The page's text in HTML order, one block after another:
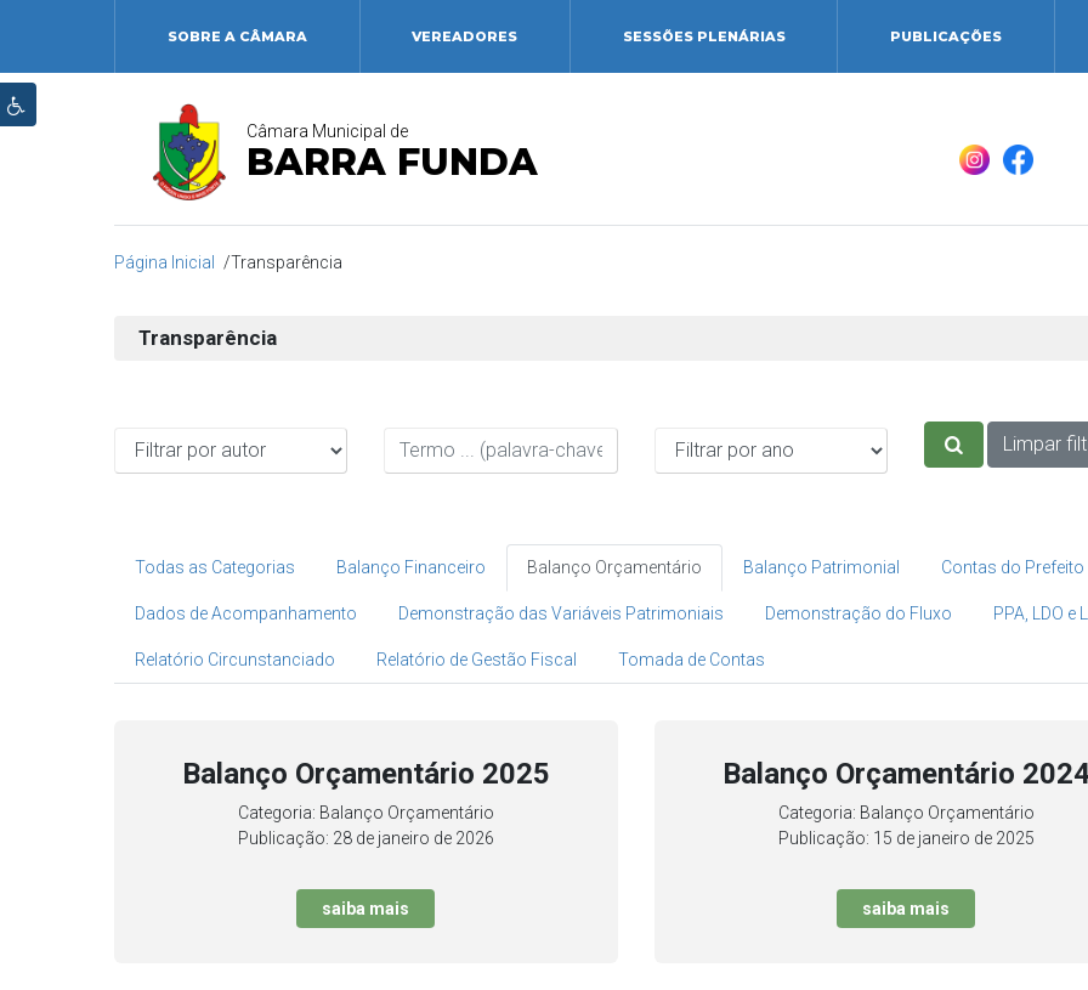
SOBRE A CÂMARA VEREADORES SESSÕES PLENÁRIAS PUBLICAÇÕES
Câmara Municipal de
BARRA FUNDA
Página Inicial Transparência
Transparência
Limpar
Todas as Categorias Balanço Financeiro Balanço Orçamentário Balanço Patrimonial Contas do Prefeito
Dados de Acompanhamento Demonstração das Variáveis Patrimoniais Demonstração do Fluxo PPA, LDO e
Relatório Circunstanciado Relatório de Gestão Fiscal Tomada de Contas
Balanço Orçamentário 2025
Categoria: Balanço Orçamentário
Publicação: 28 de janeiro de 2026
saiba mais
Balanço Orçamentário
Categoria: Balanço Orçamentário
Publicação: 15 de janeiro de 2025
saiba mais